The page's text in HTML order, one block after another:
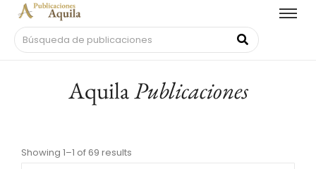
AquilaPublicaciones
Showing 1–1 of 69 results